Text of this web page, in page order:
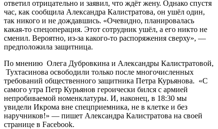
ответил отрицательно и заявил, что ждёт жену. Однако спустя
час, как сообщила Александра Калистратова, он ушёл один,
так никого и не дождавшись. «Очевидно, планировалась
какая-то спецоперация. Этот сотрудник ушёл, а его никто не
сменил. Вероятно, из-за какого-то распоряжения сверху», —
предположила защитница.
По мнению Олега Дубровкина и Александры Калистратовой,
Тухтасинова освободили только после многочисленных
требований общественного защитника Петра Курьянова. «С
самого утра Петр Курьянов героически бился с армией
непробиваемой номенклатуры. И, наконец, в 18:30 мы
увидели Икрома вне спецприемника, не в клетке и без
наручников!» — пишет Александра Калистратова на своей
странице в Facebook.